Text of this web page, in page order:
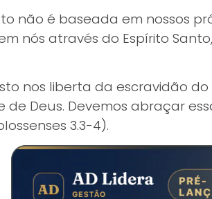
não é baseada em nossos
em nós através do Espírito
nos liberta da escravidão
Deus. Devemos abraçar
3.3-4).